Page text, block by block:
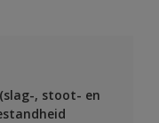
, stoot- en